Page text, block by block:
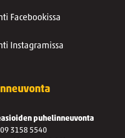
Facebookissa
Instagramissa
puhelinneuvonta
09 3158 5540